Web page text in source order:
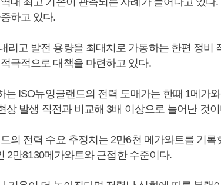
하고 있다.
리고 발전 용량을 최대치로 가동하는 한편 정비
극적으로 대책을 마련하고 있다.
는 ISO뉴잉글랜드의 전력 도매가는 한때 1메가
상 발생 직전과 비교해 3배 이상으로 늘어난 것
의 전력 수요 추정치는 2만6천 메가와트를 기록
2만8130메가와트와 근접한 수준이다.